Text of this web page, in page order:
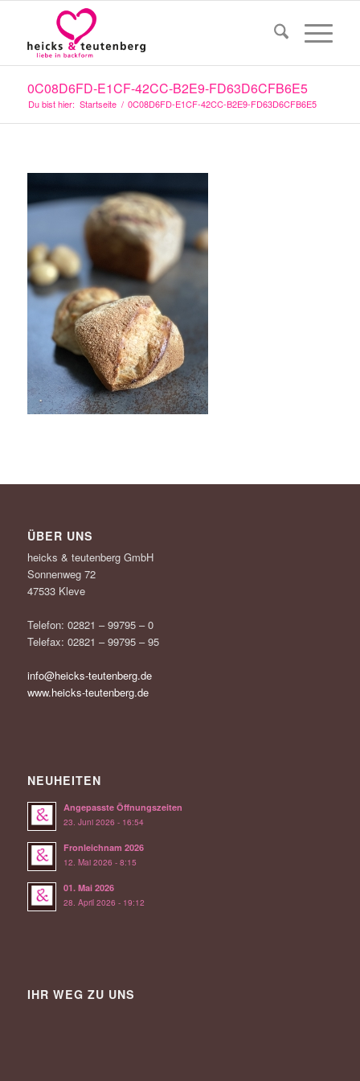
0C08D6FD-E1CF-42CC-B2E9-FD63D6CFB6E5
Du bist hier: Startseite / 0C08D6FD-E1CF-42CC-B2E9-FD63D6CFB6E5
ÜBER UNS
heicks & teutenberg GmbH
Sonnenweg 72
47533 Kleve
Telefon: 02821 – 99795 – 0
Telefax: 02821 – 99795 – 95
info@heicks-teutenberg.de
www.heicks-teutenberg.de
NEUHEITEN
Angepasste Öffnungszeiten
23. Juni 2026 - 16:54
Fronleichnam 2026
12. Mai 2026 - 8:15
01. Mai 2026
28. April 2026 - 19:12
IHR WEG ZU UNS